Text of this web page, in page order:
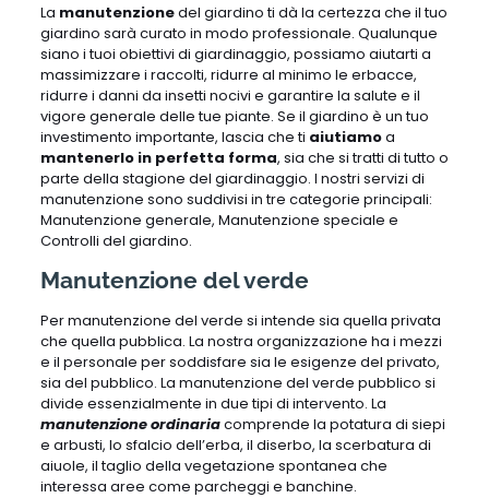
La manutenzionedel giardino ti dà la certezza che il tuo
giardino sarà curato in modo professionale. Qualunque
siano i tuoi obiettivi di giardinaggio, possiamo aiutarti a
massimizzare i raccolti, ridurre al minimo le erbacce,
ridurre i danni da insetti nocivi e garantire la salute e il
vigore generale delle tue piante. Se il giardino è un tuo
investimento importante, lascia che ti aiutiamoa
mantenerlo in perfetta forma, sia che si tratti di tutto o
parte della stagione del giardinaggio. I nostri servizi di
manutenzione sono suddivisi in tre categorie principali:
Manutenzione generale, Manutenzione speciale e
Controlli del giardino.
Manutenzione del verde
Per manutenzione del verde si intende sia quella privata
che quella pubblica. La nostra organizzazione ha i mezzi
e il personale per soddisfare sia le esigenze del privato,
sia del pubblico. La manutenzione del verde pubblico si
divide essenzialmente in due tipi di intervento. La
manutenzione ordinariacomprende la potatura di siepi
e arbusti, lo sfalcio dell’erba, il diserbo, la scerbatura di
aiuole, il taglio della vegetazione spontanea che
interessa aree come parcheggi e banchine.